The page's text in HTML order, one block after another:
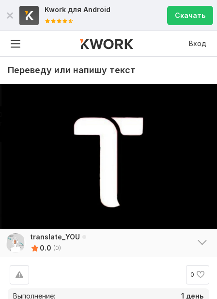
Kwork для Android
Скачать
Вход
Переведу или напишу текст
translate_YOU
0.0 (0)
0
Выполнение:
1 день